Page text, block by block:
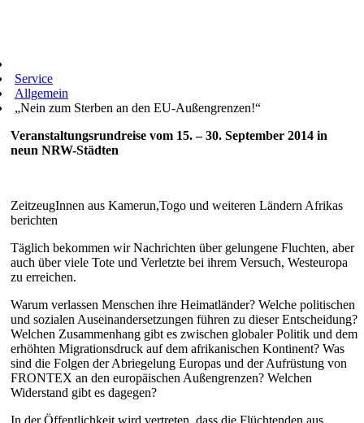
Service
Allgemein
„Nein zum Sterben an den EU-Außengrenzen!“
Veranstaltungsrundreise vom 15. – 30. September 2014 in
neun NRW-Städten
ZeitzeugInnen aus Kamerun,Togo und weiteren Ländern Afrikas
berichten
Täglich bekommen wir Nachrichten über gelungene Fluchten, aber
auch über viele Tote und Verletzte bei ihrem Versuch, Westeuropa
zu erreichen.
Warum verlassen Menschen ihre Heimatländer? Welche politischen
und sozialen Auseinandersetzungen führen zu dieser Entscheidung?
Welchen Zusammenhang gibt es zwischen globaler Politik und dem
erhöhten Migrationsdruck auf dem afrikanischen Kontinent? Was
sind die Folgen der Abriegelung Europas und der Aufrüstung von
FRONTEX an den europäischen Außengrenzen? Welchen
Widerstand gibt es dagegen?
In der Öffentlichkeit wird vertreten, dass die Flüchtenden aus